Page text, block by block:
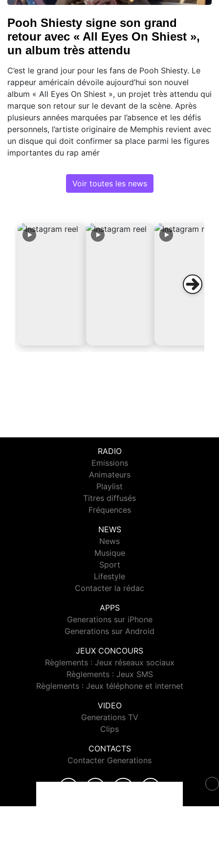
Pooh Shiesty signe son grand
retour avec « All Eyes On Shiest »,
un album très attendu
C’est le grand jour pour les fans de Pooh Shiesty. Le
rappeur américain dévoile aujourd’hui son nouvel
album « All Eyes On Shiest », un projet très attendu qui
marque son retour sur le devant de la scène. Après
plusieurs années marquées par l’absence et les défis
personnels, l’artiste originaire de Memphis revient avec
un disque qui doit confirmer sa place parmi les figures
importantes du rap amér
Voir toutes les news
RADIO
Emissions
Animateurs
Playlist
Titres diffusés
Fréquences
NEWS
News
Musique
Sport
Lifestyle
Contacter la rédac
APPS
Generations sur iPhone
Generations sur Android
JEUX CONCOURS
Règlements : Jeux réseaux sociaux
Règlements : Jeux SMS
Règlements : Jeux téléphone et internet
VIDEO
Generations TV
Clips
CONTACTS
Contacter Generations